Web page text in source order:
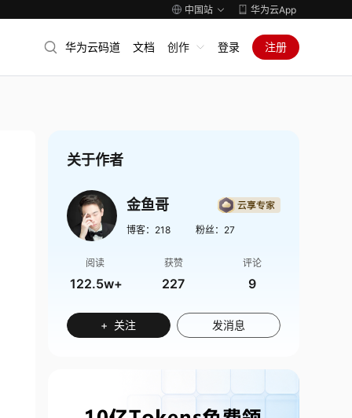
中国站 华为云App
华为云码道 文档 创作 登录 注册
关于作者
金鱼哥
博客： 218 粉丝： 27
阅读
122.5w+
获赞
227
评论
9
+ 关注 发消息